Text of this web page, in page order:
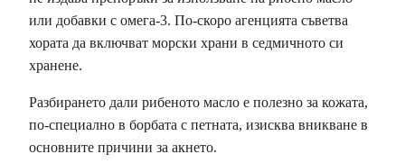
или добавки с омега-3. По-скоро агенцията съветва
хората да включват морски храни в седмичното си
хранене.
Разбирането дали рибеното масло е полезно за кожата,
по-специално в борбата с петната, изисква вникване в
основните причини за акнето.